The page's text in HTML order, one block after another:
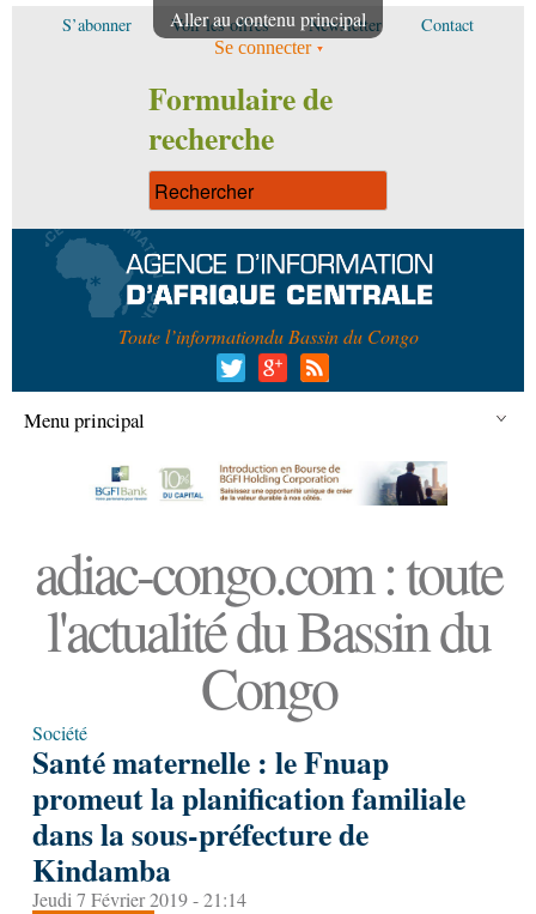
Aller au contenu principal
S’abonner Voir les offres Newsletter Contact
Se connecter
Formulaire de
recherche
Toute l’informationdu Bassin du Congo
Menu principal
adiac-congo.com : toute
l'actualité du Bassin du
Congo
Société
Santé maternelle : le Fnuap
promeut la planification familiale
dans la sous-préfecture de
Kindamba
Jeudi 7 Février 2019 - 21:14